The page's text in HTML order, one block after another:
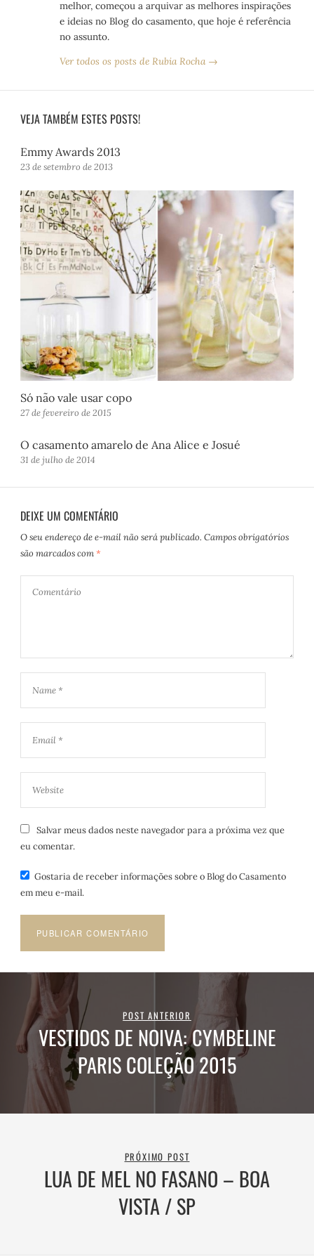
melhor, começou a arquivar as melhores inspirações
e ideias no Blog do casamento, que hoje é referência
no assunto.
Ver todos os posts de Rubia Rocha →
VEJA TAMBÉM ESTES POSTS!
Emmy Awards 2013
23 de setembro de 2013
Só não vale usar copo
27 de fevereiro de 2015
O casamento amarelo de Ana Alice e Josué
31 de julho de 2014
DEIXE UM COMENTÁRIO
O seu endereço de e-mail não será publicado. Campos obrigatórios
são marcados com *
Salvar meus dados neste navegador para a próxima vez que
eu comentar.
Gostaria de receber informações sobre o Blog do Casamento
em meu e-mail.
POST ANTERIOR
VESTIDOS DE NOIVA: CYMBELINE
PARIS COLEÇÃO 2015
PRÓXIMO POST
LUA DE MEL NO FASANO – BOA
VISTA / SP